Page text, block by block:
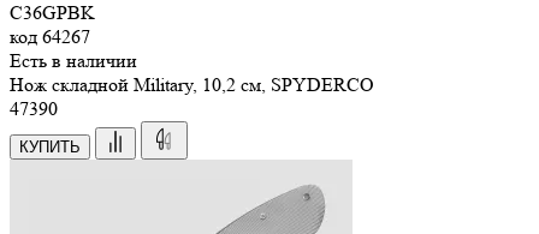
C36GPBK
код 64267
Есть в наличии
Нож складной Military, 10,2 см, SPYDERCO
47390
КУПИТЬ